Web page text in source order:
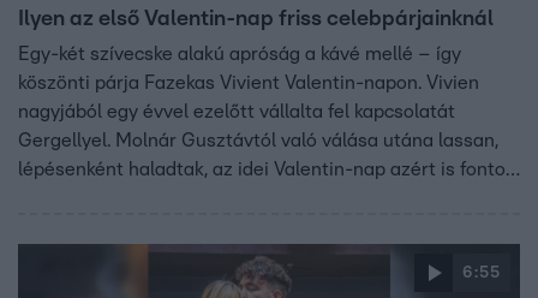
Ilyen az első Valentin-nap friss celebpárjainknál
Egy-két szívecske alakú apróság a kávé mellé – így
köszönti párja Fazekas Vivient Valentin-napon. Vivien
nagyjából egy évvel ezelőtt vállalta fel kapcsolatát
Gergellyel. Molnár Gusztávtól való válása utána lassan,
lépésenként haladtak, az idei Valentin-nap azért is fontos
Valentin-nap létjogosultságában. Mutatjuk, hogy
ünnepelnek celebjeink az első közös Valentin-napjukon.
6:55